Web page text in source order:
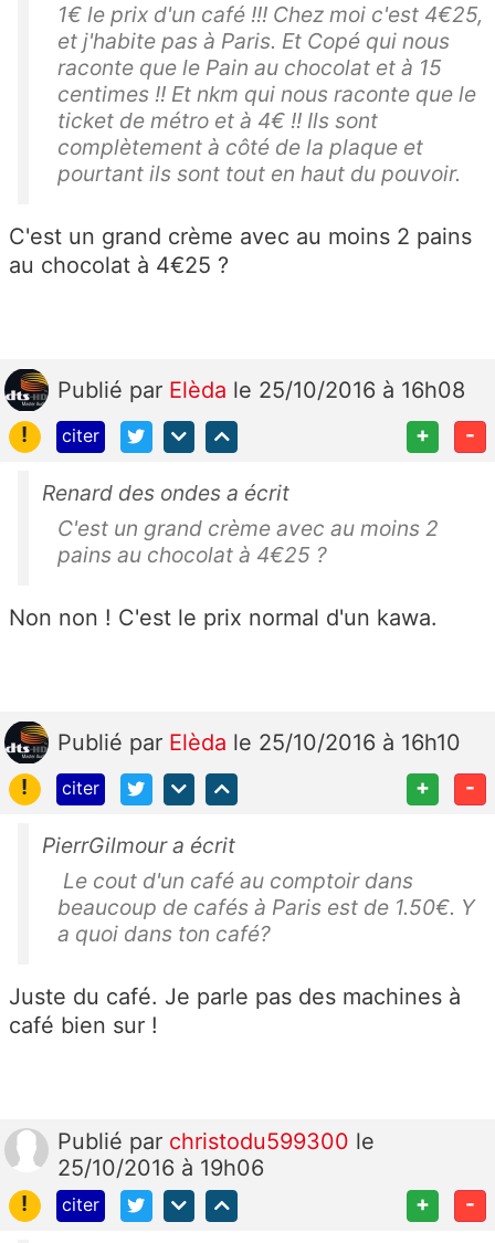
1€ le prix d'un café !!! Chez moi c'est 4€25,
et j'habite pas à Paris. Et Copé qui nous
raconte que le Pain au chocolat et à 15
centimes !! Et nkm qui nous raconte que le
ticket de métro et à 4€ !! Ils sont
complètement à côté de la plaque et
pourtant ils sont tout en haut du pouvoir.
C'est un grand crème avec au moins 2 pains
au chocolat à 4€25 ?
Publié par Elèda le 25/10/2016 à 16h08
!
citer + -
Renard des ondes a écrit
C'est un grand crème avec au moins 2
pains au chocolat à 4€25 ?
Non non ! C'est le prix normal d'un kawa.
Publié par Elèda le 25/10/2016 à 16h10
!
citer + -
PierrGilmour a écrit
Le cout d'un café au comptoir dans
beaucoup de cafés à Paris est de 1.50€. Y
a quoi dans ton café?
Juste du café. Je parle pas des machines à
café bien sur !
Publié par christodu599300 le
25/10/2016 à 19h06
!
citer + -